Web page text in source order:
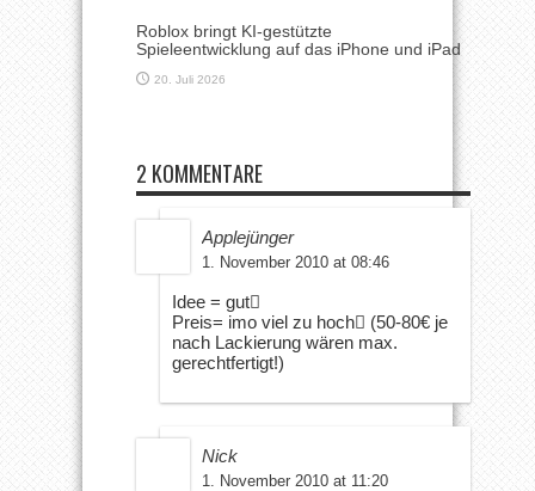
Roblox bringt KI-gestützte
Spieleentwicklung auf das iPhone und iPad
20. Juli 2026
2 KOMMENTARE
Applejünger
1. November 2010 at 08:46
Idee = gut
Preis= imo viel zu hoch (50-80€ je
nach Lackierung wären max.
gerechtfertigt!)
Nick
1. November 2010 at 11:20